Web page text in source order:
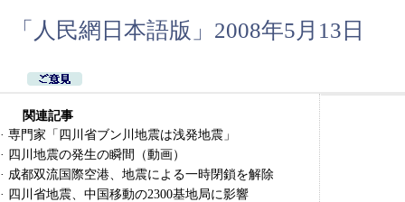
「人民網日本語版」2008年5月13日
関連記事
· 専門家「四川省ブン川地震は浅発地震」
· 四川地震の発生の瞬間（動画）
· 成都双流国際空港、地震による一時閉鎖を解除
· 四川省地震、中国移動の2300基地局に影響